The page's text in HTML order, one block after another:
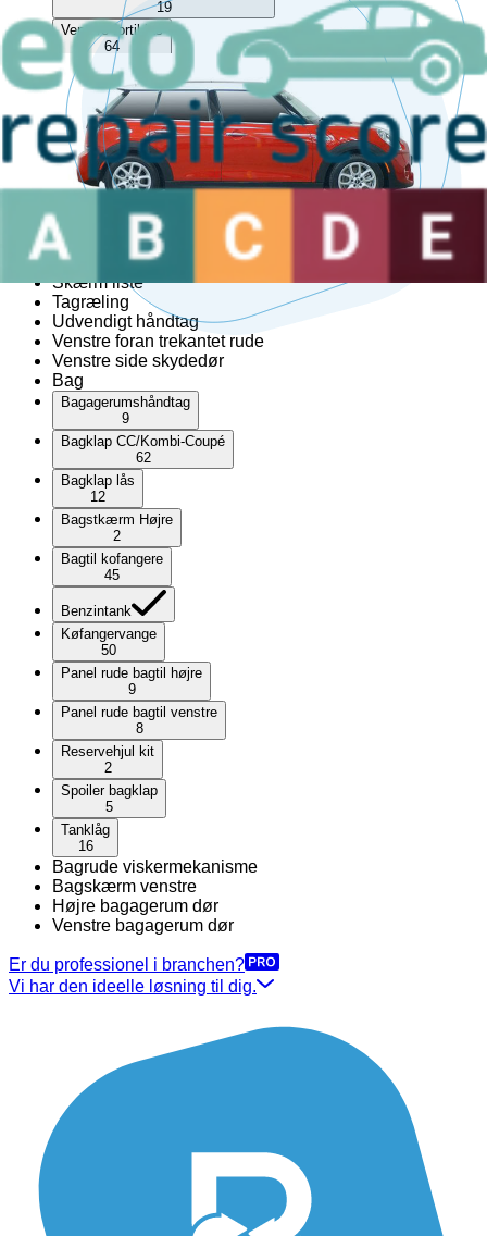
19
Venstre fortil lås
64
Venstre fortil skærm liste
20
Venstre fortil udvendigt håndtag
14
Venstre sidekjole
11
AdBlue-tank
Hardtop
Højre foran trekantet rude
Højre side skydedør
Skærm liste
Tagræling
Udvendigt håndtag
Venstre foran trekantet rude
Venstre side skydedør
Bag
Bagagerumshåndtag
9
Bagklap CC/Kombi-Coupé
62
Bagklap lås
12
Bagstkærm Højre
2
Bagtil kofangere
45
Benzintank
Køfangervange
50
Panel rude bagtil højre
9
Panel rude bagtil venstre
8
Reservehjul kit
2
Spoiler bagklap
5
Tanklåg
16
Bagrude viskermekanisme
Bagskærm venstre
Højre bagagerum dør
Venstre bagagerum dør
Er du professionel i branchen?
Vi har den ideelle løsning til dig.